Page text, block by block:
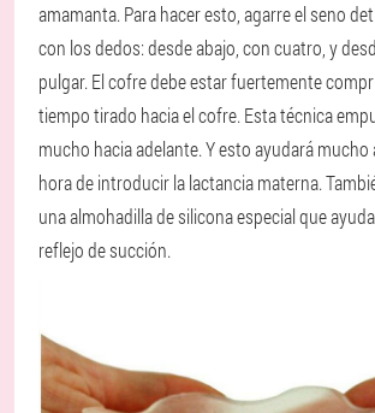
amamanta. Para hacer esto, agarre el seno
con los dedos: desde abajo, con cuatro, y
pulgar. El cofre debe estar fuertemente
tiempo tirado hacia el cofre. Esta técnica
mucho hacia adelante. Y esto ayudará mucho
hora de introducir la lactancia materna.
una almohadilla de silicona especial que
reflejo de succión.